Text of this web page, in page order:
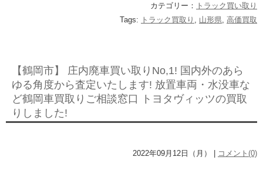
カテゴリー：
トラック買い取り
Tags:
トラック買取り 山形県 高価買取
【鶴岡市】 庄内廃車買い取りNo,1! 国内外のあら
ゆる角度から査定いたします! 放置車両・水没車な
ど鶴岡車買取りご相談窓口 トヨタヴィッツの買取
りしました!
2022年09月12日（月） | コメント(0)